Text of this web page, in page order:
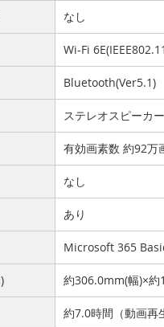
なし
Wi-Fi
Bluetooth(Ver5.1)
ステレオスピーカー
有効画素数 約92万
なし
あり
Microsoft 365
約306.0mm(幅)×
約7.0時間（動画再